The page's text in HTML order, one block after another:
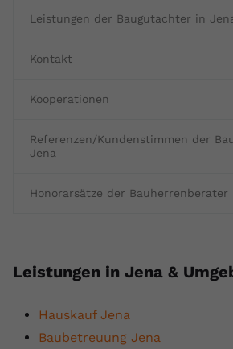
Leistungen der Baugutachter in
Kontakt
Kooperationen
Referenzen/Kundenstimmen der
Jena
Honorarsätze der Bauherrenberater
Leistungen in Jena &
Hauskauf Jena
Baubetreuung Jena